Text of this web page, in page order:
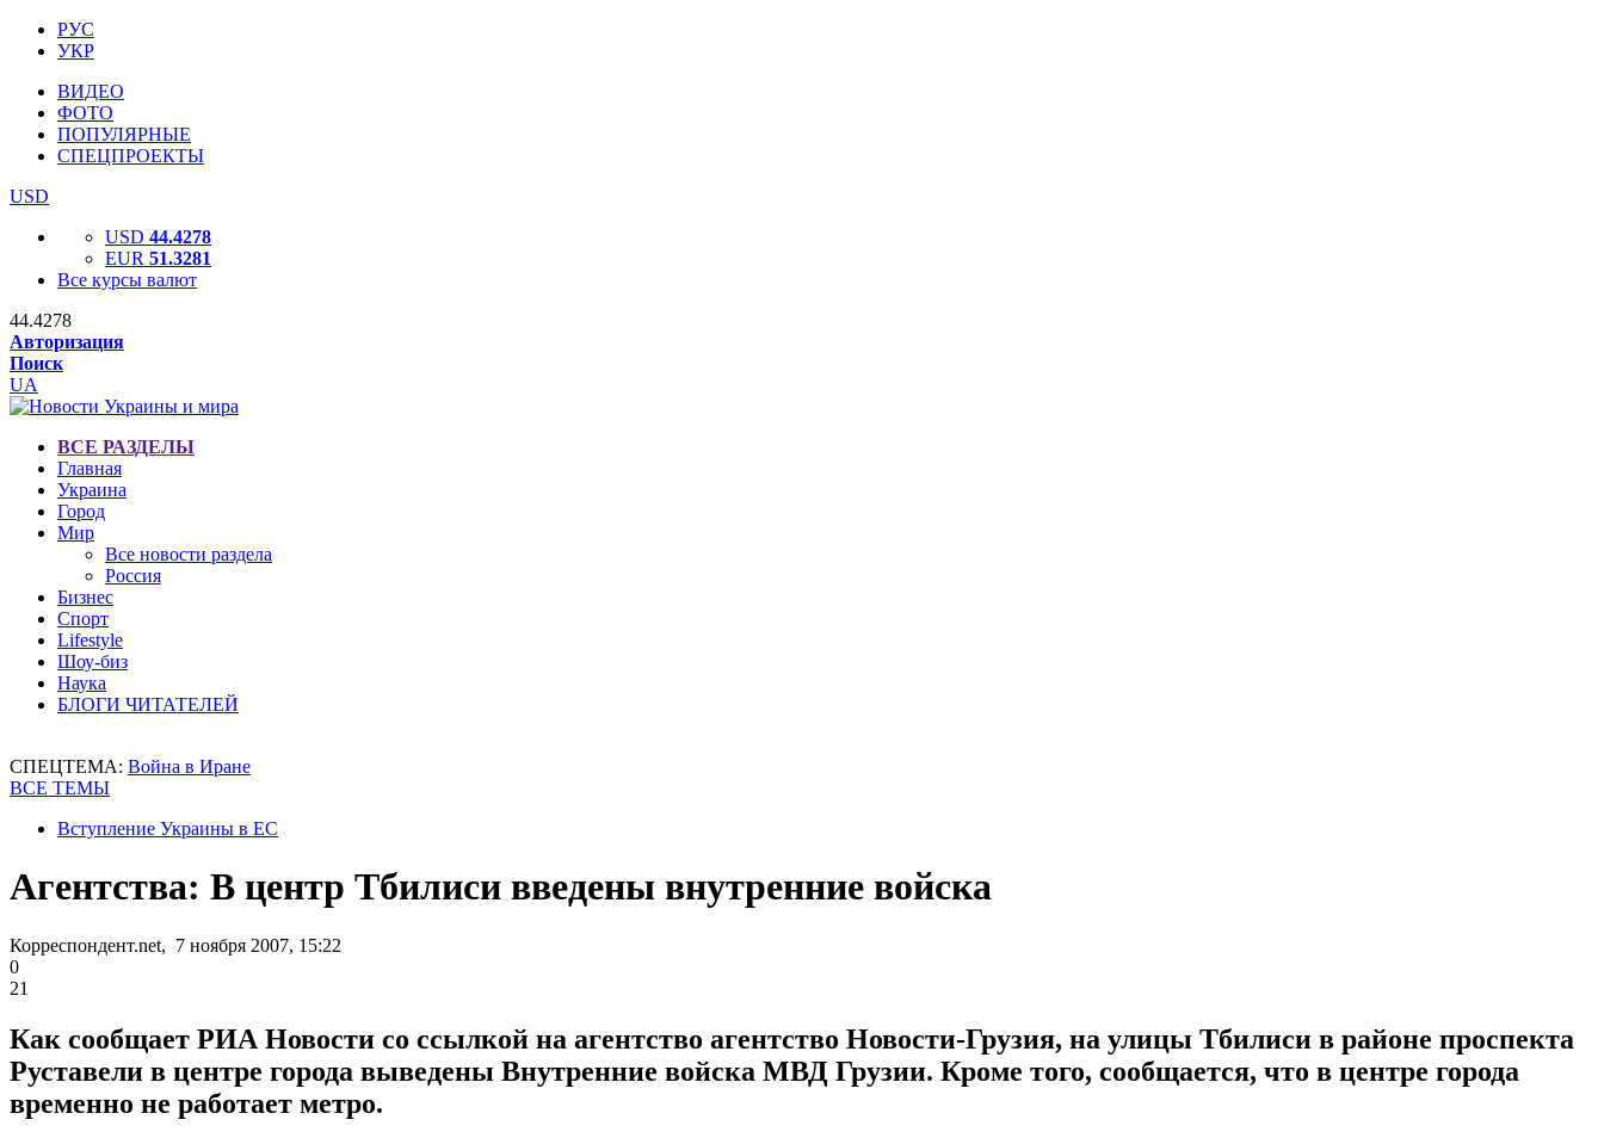
РУС
УКР
ВИДЕО
ФОТО
ПОПУЛЯРНЫЕ
СПЕЦПРОЕКТЫ
USD
USD 44.4278
EUR 51.3281
Все курсы валют
44.4278
Авторизация
Поиск
UA
ВСЕ РАЗДЕЛЫ
Главная
Украина
Город
Мир
Все новости раздела
Россия
Бизнес
Спорт
Lifestyle
Шоу-биз
Наука
БЛОГИ ЧИТАТЕЛЕЙ
СПЕЦТЕМА: Война в Иране
ВСЕ ТЕМЫ
Вступление Украины в ЕС
Агентства: В центр Тбилиси введены внутренние войска
Корреспондент.net, 7 ноября 2007, 15:22
0
21
Как сообщает РИА Новости со ссылкой на агентство агентство Новости-Грузия, на улицы Тбилиси в районе проспекта
Руставели в центре города выведены Внутренние войска МВД Грузии. Кроме того, сообщается, что в центре города
временно не работает метро.